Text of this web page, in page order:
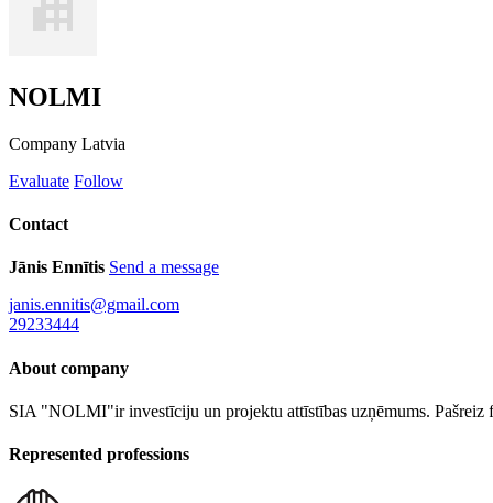
NOLMI
Company Latvia
Evaluate Follow
Contact
Jānis Ennītis Send a message
janis.ennitis@gmail.com
29233444
About company
SIA "NOLMI"ir investīciju un projektu attīstības uzņēmums. Pašreiz
Represented professions